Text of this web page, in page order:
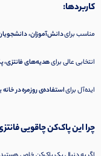
کاربردها:
مناسب برایدانش‌آموزان،
انتخابی عالی برایهدیه‌های
ایده‌آل برایاستفاده‌ی روزمره در
چرا این پاک‌کن چاقویی